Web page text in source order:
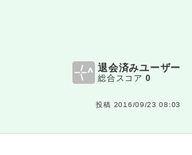
退会済みユーザー
総合スコア 0
投稿 2016/09/23 08:03